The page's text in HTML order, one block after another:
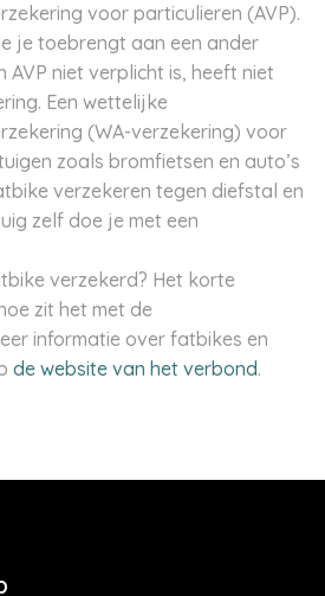
voor particulieren (AVP).
je toebrengt aan een ander
AVP niet verplicht is, heeft niet
Een wettelijke
(WA-verzekering) voor
zoals bromfietsen en auto’s
verzekeren tegen diefstal en
zelf doe je met een
verzekerd? Het korte
zit het met de
informatie over fatbikes en
de website van het verbond.